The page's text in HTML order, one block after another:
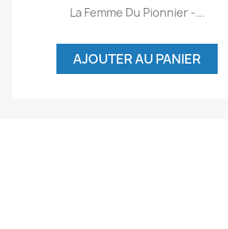
Aperçu rapide
La Femme Du Pionnier -...
AJOUTER AU PANIER